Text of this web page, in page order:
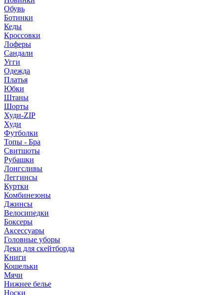
Обувь
Ботинки
Кеды
Кроссовки
Лоферы
Сандали
Угги
Одежда
Платья
Юбки
Штаны
Шорты
Худи-ZIP
Худи
Футболки
Топы - Бра
Свитшоты
Рубашки
Лонгсливы
Леггинсы
Куртки
Комбинезоны
Джинсы
Велосипедки
Боксеры
Аксессуары
Головные уборы
Деки для скейтборда
Книги
Кошельки
Мячи
Нижнее белье
Носки